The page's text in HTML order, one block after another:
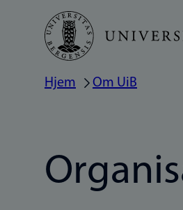
Hopp
hovedinnhold
Hjem Om UiB